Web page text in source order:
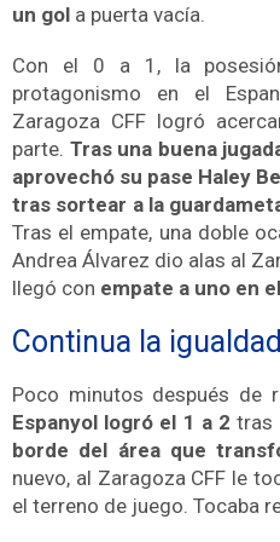
un gol a puerta vacía.
Con el 0 a 1, la
protagonismo en el
Zaragoza CFF logró
parte. Tras una buena
aprovechó su pase Haley
tras sortear a la
Tras el empate, una doble
Andrea Álvarez dio alas al
llegó con empate a uno en
Continua la igualdad
Poco minutos después de
Espanyol logró el 1 a 2 tras
borde del área que
nuevo, al Zaragoza CFF le
el terreno de juego. Tocaba